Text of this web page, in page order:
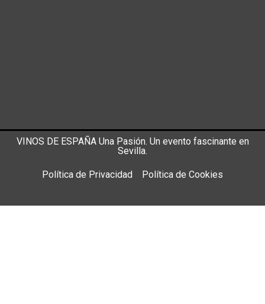
VINOS DE ESPAÑA Una Pasión. Un evento fascinante en
Sevilla.
Política de Privacidad Política de Cookies